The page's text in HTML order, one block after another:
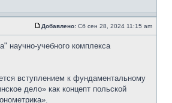
Добавлено: Сб сен 28, 2024 11:15 am
научно-учебного комплекса
вступлением к фундаментальному
дело» как концепт польской